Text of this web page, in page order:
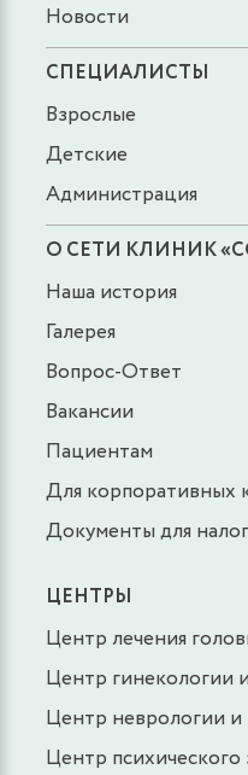
Новости
СПЕЦИАЛИСТЫ
Взрослые
Детские
Администрация
О СЕТИ КЛИНИК
Наша история
Галерея
Вопрос-Ответ
Вакансии
Пациентам
Для корпоративных
Документы для
ЦЕНТРЫ
Центр лечения
Центр гинекологии
Центр неврологии
Центр психического